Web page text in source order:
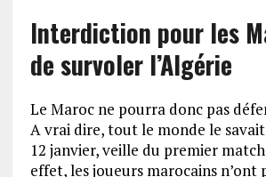
Interdiction pour les
de survoler l’Algérie
Le Maroc ne pourra donc pas
A vrai dire, tout le monde le
12 janvier, veille du premier
effet, les joueurs marocains n’ont